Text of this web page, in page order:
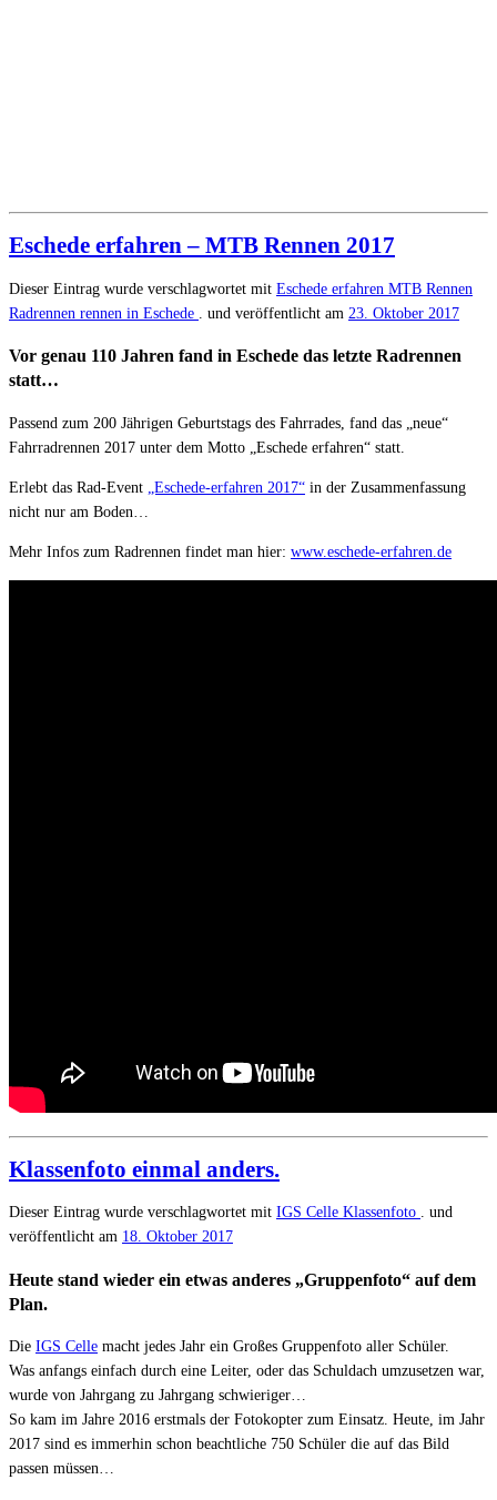
Eschede erfahren – MTB Rennen 2017
Dieser Eintrag wurde verschlagwortet mit Eschede erfahren MTB Rennen
Radrennen rennen in Eschede . und veröffentlicht am 23. Oktober 2017
Vor genau 110 Jahren fand in Eschede das letzte Radrennen
statt…
Passend zum 200 Jährigen Geburtstags des Fahrrades, fand das „neue“
Fahrradrennen 2017 unter dem Motto „Eschede erfahren“ statt.
Erlebt das Rad-Event „Eschede-erfahren 2017“ in der Zusammenfassung
nicht nur am Boden…
Mehr Infos zum Radrennen findet man hier: www.eschede-erfahren.de
Klassenfoto einmal anders.
Dieser Eintrag wurde verschlagwortet mit IGS Celle Klassenfoto . und
veröffentlicht am 18. Oktober 2017
Heute stand wieder ein etwas anderes „Gruppenfoto“ auf dem
Plan.
Die IGS Celle macht jedes Jahr ein Großes Gruppenfoto aller Schüler.
Was anfangs einfach durch eine Leiter, oder das Schuldach umzusetzen war,
wurde von Jahrgang zu Jahrgang schwieriger…
So kam im Jahre 2016 erstmals der Fotokopter zum Einsatz. Heute, im Jahr
2017 sind es immerhin schon beachtliche 750 Schüler die auf das Bild
passen müssen…